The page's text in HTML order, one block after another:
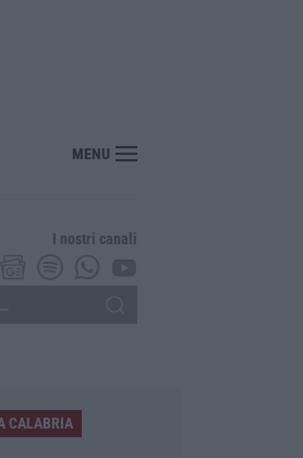
intenso verso la Calabria
MENU
I nostri canali
CALABRIA